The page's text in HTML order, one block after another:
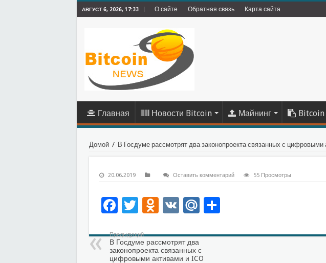
АВГУСТ 6, 2026, 17:33 О сайте Обратная связь Карта сайта
Главная Новости Bitcoin Майнинг Bitcoin
Домой / В Госдуме рассмотрят два законопроекта связанных с цифровыми
20.06.2019 Оставить комментарий 55 Просмотры
Facebook
Twitter
Odnoklassniki
VKMail.Ru
Отправить
Предыдущий
В Госдуме рассмотрят два
законопроекта связанных с
цифровыми активами и ICO